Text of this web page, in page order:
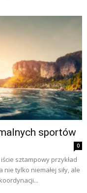
sportów
0
sztampowy przykład
tylko niemałej siły, ale